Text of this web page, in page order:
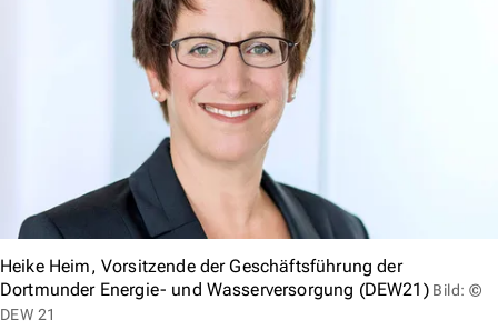
Heike Heim, Vorsitzende der Geschäftsführung der
Dortmunder Energie- und Wasserversorgung (DEW21) Bild: ©
DEW 21